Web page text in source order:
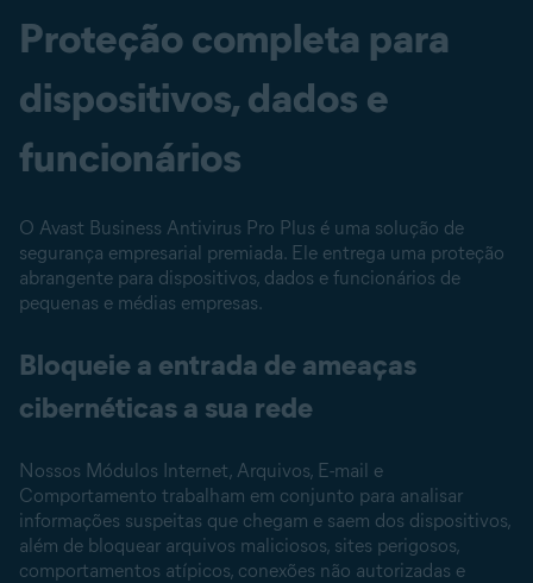
Proteção completa para
dispositivos, dados e
funcionários
O Avast Business Antivirus Pro Plus é uma solução de
segurança empresarial premiada. Ele entrega uma proteção
abrangente para dispositivos, dados e funcionários de
pequenas e médias empresas.
Bloqueie a entrada de ameaças
cibernéticas a sua rede
Nossos Módulos Internet, Arquivos, E-mail e
Comportamento trabalham em conjunto para analisar
informações suspeitas que chegam e saem dos dispositivos,
além de bloquear arquivos maliciosos, sites perigosos,
comportamentos atípicos, conexões não autorizadas e